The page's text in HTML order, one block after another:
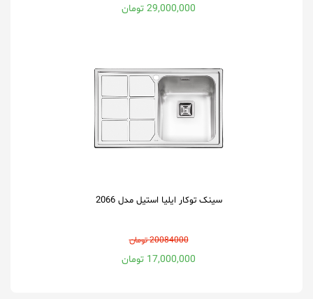
29,000,000 تومان
سینک توکار ایلیا استیل مدل 2066
20084000 تومان
17,000,000 تومان